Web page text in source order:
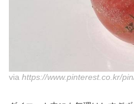
via https://www.pinterest.co.kr/